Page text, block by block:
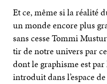
Et ce, même si la réa­lité
un monde encore plus
sans cesse Tommi
tir de notre uni­vers par
dont le gra­phisme est
intro­duit dans l’espace